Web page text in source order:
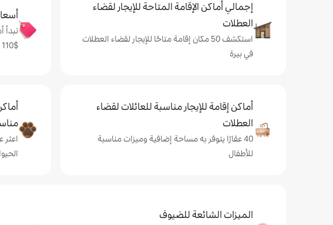
إجمالي أماكن الإقامة المتاحة للإيجار لقضاء
العطلات
استكشف 50 مكان إقامة متاحًا للإيجار لقضاء العطلات
في بيرة
تبدأ
$‏110 لليلة الواحدة قبل احتساب الضرائب والرسوم
أماكن إقامة للإيجار مناسبة للعائلات لقضاء
العطلات
40 عقارًا يتوفر به مساحة إضافية وميزات مناسبة
للأطفال
الميزات الشائعة للضيوف